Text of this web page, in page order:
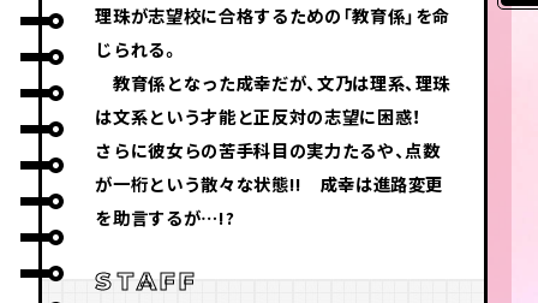
理珠が志望校に合格するための「教育係」を命
じられる。
教育係となった成幸だが、文乃は理系、理珠
は文系という才能と正反対の志望に困惑！
さらに彼女らの苦手科目の実力たるや、点数
が一桁という散々な状態!! 成幸は進路変更
を助言するが…!?
STAFF